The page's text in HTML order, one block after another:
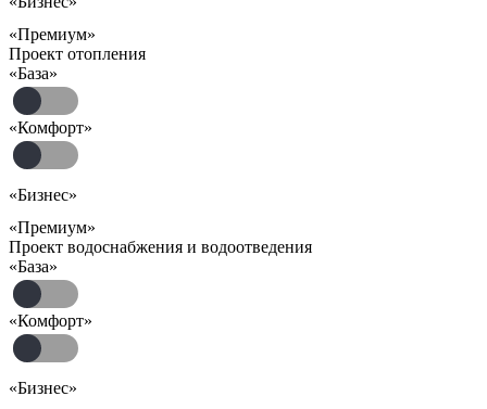
«Премиум»
Проект отопления
«База»
«Комфорт»
«Бизнес»
«Премиум»
Проект водоснабжения и водоотведения
«База»
«Комфорт»
«Бизнес»